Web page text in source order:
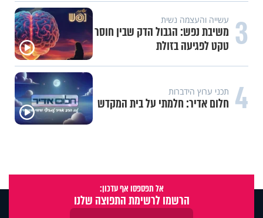
3 עשייה והעצמה נשית
משיבת נפש: הגבול הדק שבין חוסר
טקט לפגיעה בזולת
4 תכני ערוץ הידברות
חלום אדיר: חלמתי על בית המקדש
אל תפספסו אף עדכון:
הרשמו לרשימת התפוצה שלנו